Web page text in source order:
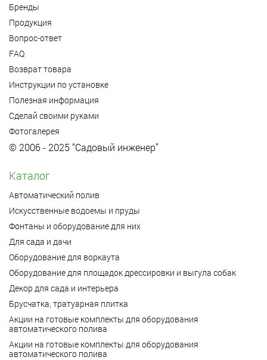
Бренды
Продукция
Вопрос-ответ
FAQ
Возврат товара
Инструкции по установке
Полезная информация
Сделай своими руками
Фотогалерея
© 2006 - 2025 “Садовый инженер”
Каталог
Автоматический полив
Искусственные водоемы и пруды
Фонтаны и оборудование для них
Для сада и дачи
Оборудование для воркаута
Оборудование для площадок дрессировки и выгула собак
Декор для сада и интерьера
Брусчатка, тратуарная плитка
Акции на готовые комплекты для оборудования
автоматического полива
Акции на готовые комплекты для оборудования
автоматического полива